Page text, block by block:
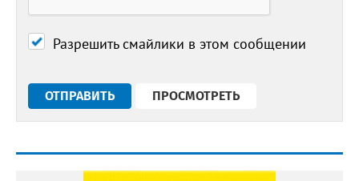
Разрешить смайлики в этом сообщении